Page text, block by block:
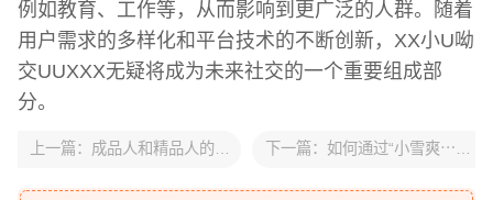
例如教育、工作等，从而影响到更广泛的人群。随着
用户需求的多样化和平台技术的不断创新，XX小U呦
交UUXXX无疑将成为未来社交的一个重要组成部
分。
上一篇： 成品人和精品人的差异是什么你属于哪一类四叶草象征的独特意义解析 下一篇：如何通过“小雪爽⋯好大⋯快⋯深点字”找到自己独特的放松体验